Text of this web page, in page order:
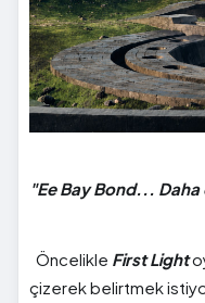
"Ee Bay Bond...
Öncelikle First Light
çizerek belirtmek